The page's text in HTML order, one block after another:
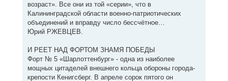
возраст». Все они из той «серии», что в
Калининградской области военно-патриотических
объединений и вправду число бессчётное…
Юрий РЖЕВЦЕВ.
И РЕЕТ НАД ФОРТОМ ЗНАМЯ ПОБЕДЫ
Форт № 5 «Шарлоттенбург» - одна из наиболее
мощных цитаделей внешнего кольца обороны города-
крепости Кенигсберг. В апреле сорок пятого он